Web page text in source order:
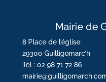
Mairie de
8 Place de l’église
29300 Guilligomarc’h
Tél : 02 98 71 72 86